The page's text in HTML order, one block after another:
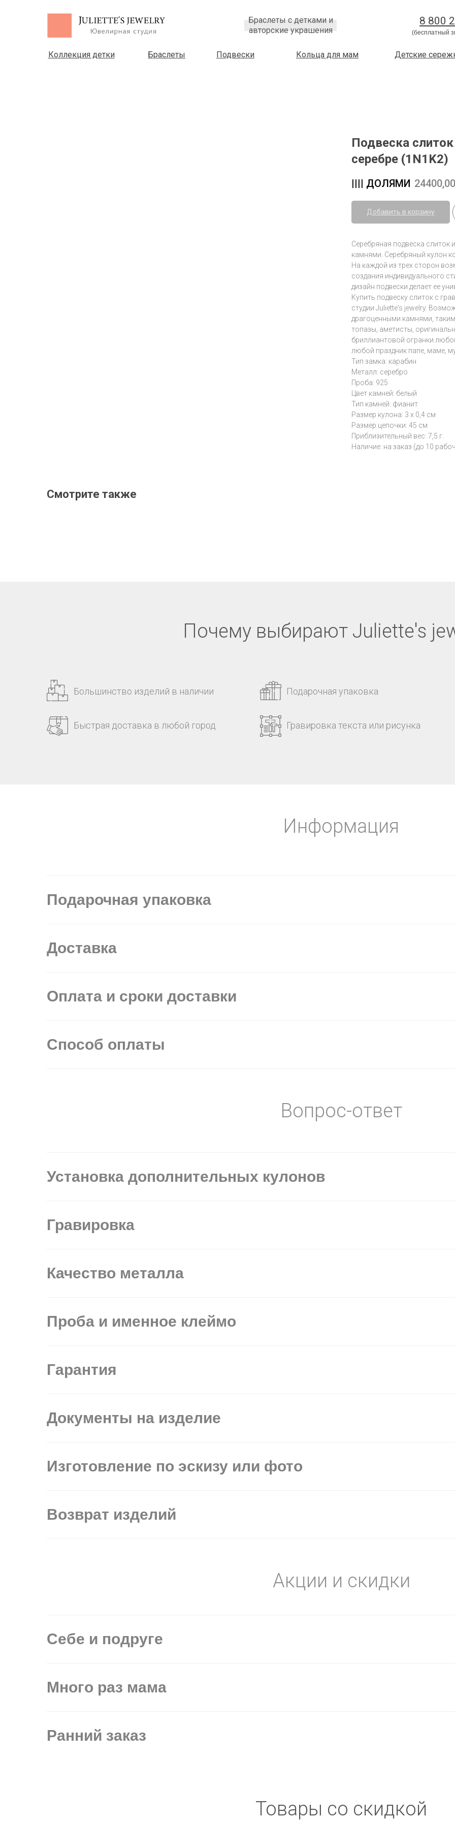
8 800
(бесплатный
Браслеты с детками и
авторские украшения
Детские
Коллекция детки Браслеты Кольца для мам
Подвески
Подвеска
серебре (1N1K2)
24400,00
Добавить в корзину
Серебряная подвеска слиток
камнями. Серебряный кулон
На каждой из трех сторон
создания индивидуального
дизайн подвески делает ее
Купить подвеску слиток с
студии Juliette's jewelry.
драгоценными камнями,
топазы, аметисты,
бриллиантовой огранки
любой праздник папе, маме,
Тип замка: карабин
Металл: серебро
Проба: 925
Цвет камней: белый
Тип камней: фианит
Размер кулона: 3 х 0,4 см
Размер цепочки: 45 см
Приблизительный вес: 7,5 г.
Наличие: на заказ (до 10
Смотрите также
Почему выбирают Juliette's
Большинство изделий в наличии
Быстрая доставка в любой город
Подарочная упаковка
Гравировка текста или рисунка
Информация
Подарочная упаковка
Доставка
Оплата и сроки доставки
Способ оплаты
Вопрос-ответ
Установка дополнительных кулонов
Гравировка
Качество металла
Проба и именное клеймо
Гарантия
Документы на изделие
Изготовление по эскизу или фото
Возврат изделий
Акции и скидки
Себе и подруге
Много раз мама
Ранний заказ
Товары со скидкой